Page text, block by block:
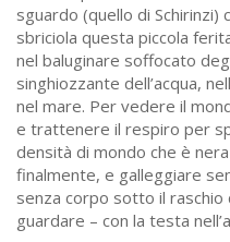
sguardo (quello di Schirinzi)
sbriciola questa piccola
nel baluginare soffocato
singhiozzante dell’acqua,
nel mare. Per vedere il
e trattenere il respiro per
densità di mondo che è
finalmente, e galleggiare
senza corpo sotto il raschio
guardare – con la testa